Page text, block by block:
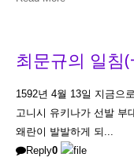
최문규의 일침
1592년 4월 13일 지금으
고니시 유키나가 선발 부
왜란이 발발하게 되...
Reply0